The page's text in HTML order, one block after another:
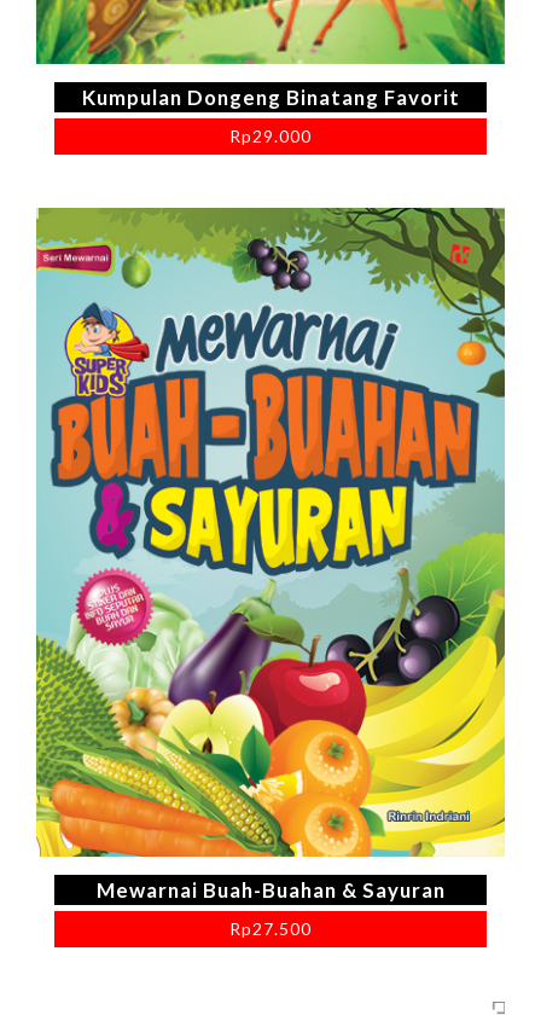
Kumpulan Dongeng Binatang Favorit
Rp29.000
Mewarnai Buah-Buahan & Sayuran
Rp27.500